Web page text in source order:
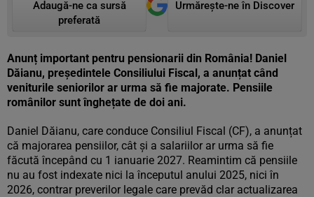
Adaugă-ne ca sursă
preferată
Urmărește-ne în Discover
Anunț important pentru pensionarii din România! Daniel
Dăianu, președintele Consiliului Fiscal, a anunțat când
veniturile seniorilor ar urma să fie majorate. Pensiile
românilor sunt înghețate de doi ani.
Daniel Dăianu, care conduce Consiliul Fiscal (CF), a anunțat
că majorarea pensiilor, cât și a salariilor ar urma să fie
făcută începând cu 1 ianuarie 2027. Reamintim că pensiile
nu au fost indexate nici la începutul anului 2025, nici în
2026, contrar preverilor legale care prevăd clar actualizarea